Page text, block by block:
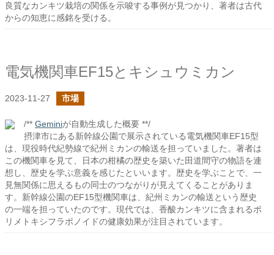
良質なカンキツ栽培の関係を示唆する事例が見つかり、著者は古代
からの知恵に感銘を受ける。
電気機関車EF15とキシュウミカン
2023-11-27 市場
/** Geminiが自動生成した概要 **/
摂津市にある新幹線公園で展示されている電気機関車EF15型
は、現役時代紀勢線で紀州ミカンの輸送を担っていました。著者は
この機関車を見て、日本の柑橘の歴史を築いた田道間守の物語を連
想し、歴史を学ぶ意義を感じたといいます。歴史を学ぶことで、一
見無関係に思えるもの同士のつながりが見えてくることがありま
す。新幹線公園のEF15型機関車は、紀州ミカンの輸送という歴史
の一端を担っていたのです。現代では、香酸カンキツに含まれるポ
リメトキシフラボノイドの健康効果が注目されています。